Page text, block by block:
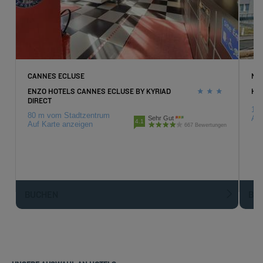
CANNES ECLUSE
ENZO HOTELS CANNES ECLUSE BY KYRIAD
DIRECT
80 m vom Stadtzentrum
Auf Karte anzeigen
4.1 Sehr Gut
667 Bewertungen